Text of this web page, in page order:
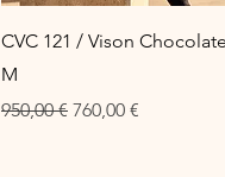
CVC 121 / Vison
M
Preço normal
950,00 € Preço promocional
760,00 €